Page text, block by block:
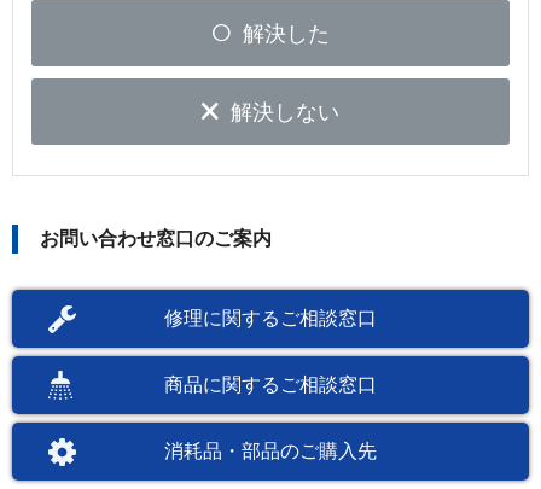
解決した
解決しない
お問い合わせ窓口のご案内
修理に関するご相談窓口
商品に関するご相談窓口
消耗品・部品のご購入先